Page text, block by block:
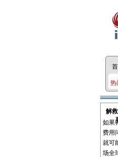
热
解
如果
费用
就可
场全